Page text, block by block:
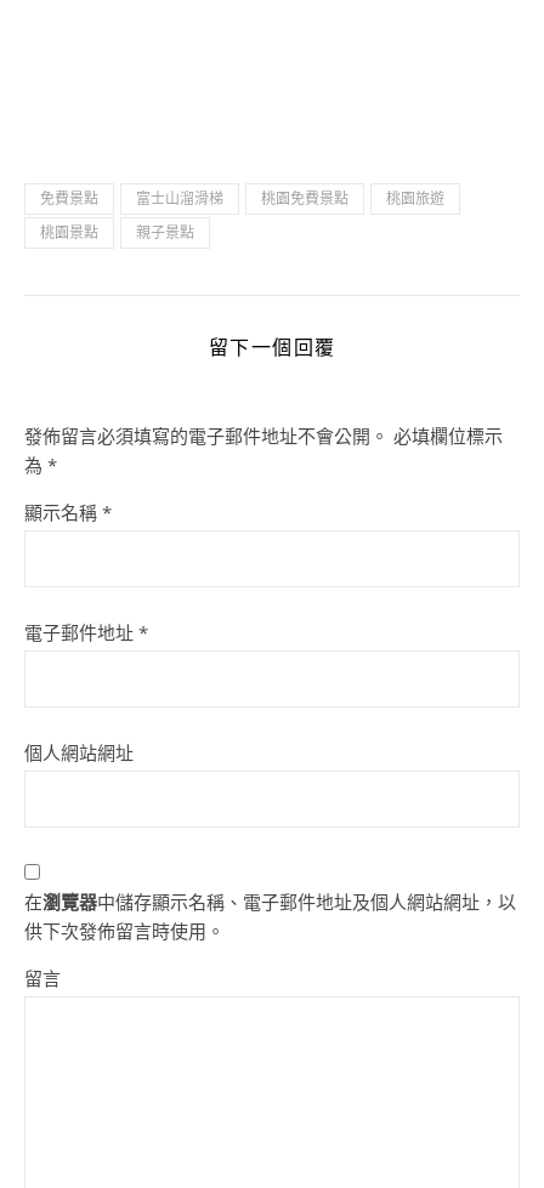
免費景點 富士山溜滑梯 桃園免費景點
桃園旅遊
桃園景點
親子景點
留下一個回覆
發佈留言必須填寫的電子郵件地址不會公開。 必填欄位標示
為 *
顯示名稱 *
電子郵件地址 *
個人網站網址
在瀏覽器中儲存顯示名稱、電子郵件地址及個人網站網址，以
供下次發佈留言時使用。
留言